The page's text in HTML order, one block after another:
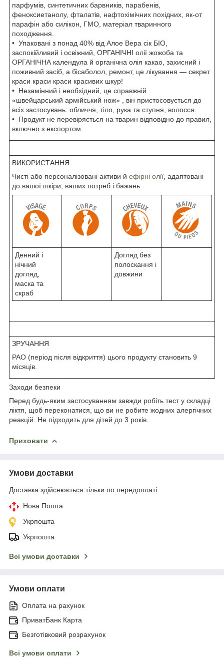
парфумів, синтетичних барвників, парабенів,
феноксиетанолу, фталатів, нафтохімічних похідних, як-от
парафін або силікон, ГМО, матеріал тваринного
походження.
• Упаковані з понад 40% від Алое Вера сік БІО,
заспокійливий і освіжний, ОРГАНІЧНІ олії жожоба та
ОРГАНІЧНА календула й органічна олія какао, захисний і
поживний засіб, а бісаболол, ремонт, це лікування — секрет
краси краси краси красивих шкур!
• Незамінний і необхідний, це справжній
«швейцарський армійський нож» , він пристосовується до
всіх застосувань: обличчя, тіло, рука та ступня, волосся.
• Продукт не перевіряється на тварин відповідно до правил,
включно з експортом.
ВИКОРИСТАННЯ
Чисті або персоналізовані активи й ефірні олії , адаптовані
до вашої шкіри, ваших потреб і бажань.
Денний і
нічний
догляд,
маска та
скраб
Догляд без
полоскання і
довжини
ЗРУЧАННЯ
PAO (період після відкриття) цього продукту становить 9
місяців.
Заходи безпеки
Перед будь-яким застосуванням завжди робіть тест у складці
ліктя, щоб переконатися, що ви не робите жодних алергічних
реакцій. Не підходить для дітей до 3 років.
Приховати
Умови доставки
Доставка здійснюється тільки по передоплаті.
Нова Пошта
Укрпошта
Укрпошта
Всі умови доставки
Умови оплати
Оплата на рахунок
ПриватБанк Карта
Безготівковий розрахунок
Всі умови оплати